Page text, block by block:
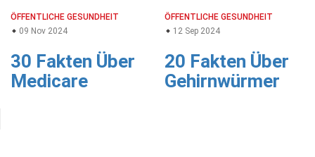
ÖFFENTLICHE GESUNDHEIT
09 Nov 2024
30 Fakten Über
Medicare
ÖFFENTLICHE GESUNDHEIT
12 Sep 2024
20 Fakten Über
Gehirnwürmer